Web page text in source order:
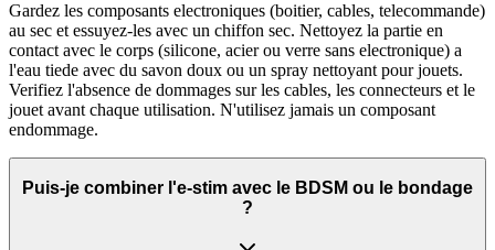
Gardez les composants electroniques (boitier, cables, telecommande)
au sec et essuyez-les avec un chiffon sec. Nettoyez la partie en
contact avec le corps (silicone, acier ou verre sans electronique) a
l'eau tiede avec du savon doux ou un spray nettoyant pour jouets.
Verifiez l'absence de dommages sur les cables, les connecteurs et le
jouet avant chaque utilisation. N'utilisez jamais un composant
endommage.
Puis-je combiner l'e-stim avec le BDSM ou le bondage
?